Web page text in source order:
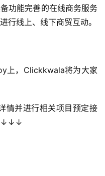
功能完善的在线商务服务
行线上、线下商贸互动。
上，Clickkwala将为大家
情并进行相关项目预定接
↓↓↓